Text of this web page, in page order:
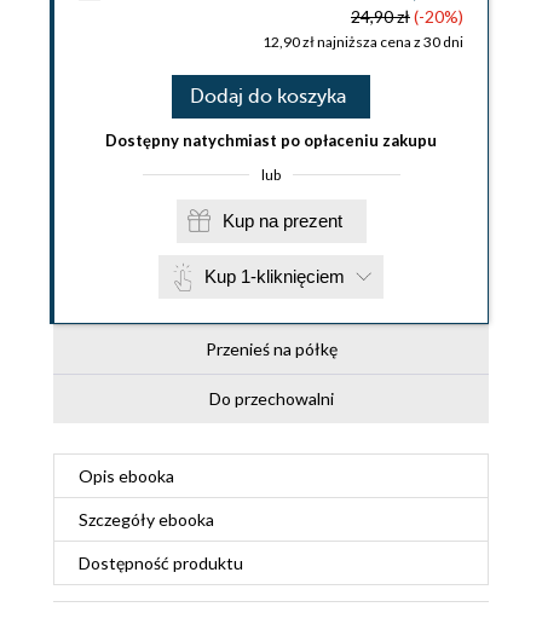
24,90 zł(-20%)
12,90 zł najniższa cena z 30 dni
Dodaj do koszyka
Dostępny natychmiast po opłaceniu zakupu
lub
Kup na prezent
Kup 1-kliknięciem
Przenieś na półkę
Do przechowalni
Opis ebooka
Szczegółyebooka
Dostępność produktu